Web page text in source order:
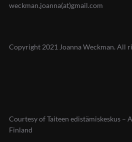
weckman.joanna(at)gmail.com
Copyright 2021 Joanna Weckman. All
Courtesy of Taiteen edistämiskeskus –
Finland